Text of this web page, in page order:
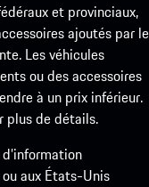
et provinciaux,
ajoutés par le
Les véhicules
ou des accessoires
à un prix inférieur.
plus de détails.
aux États-Unis